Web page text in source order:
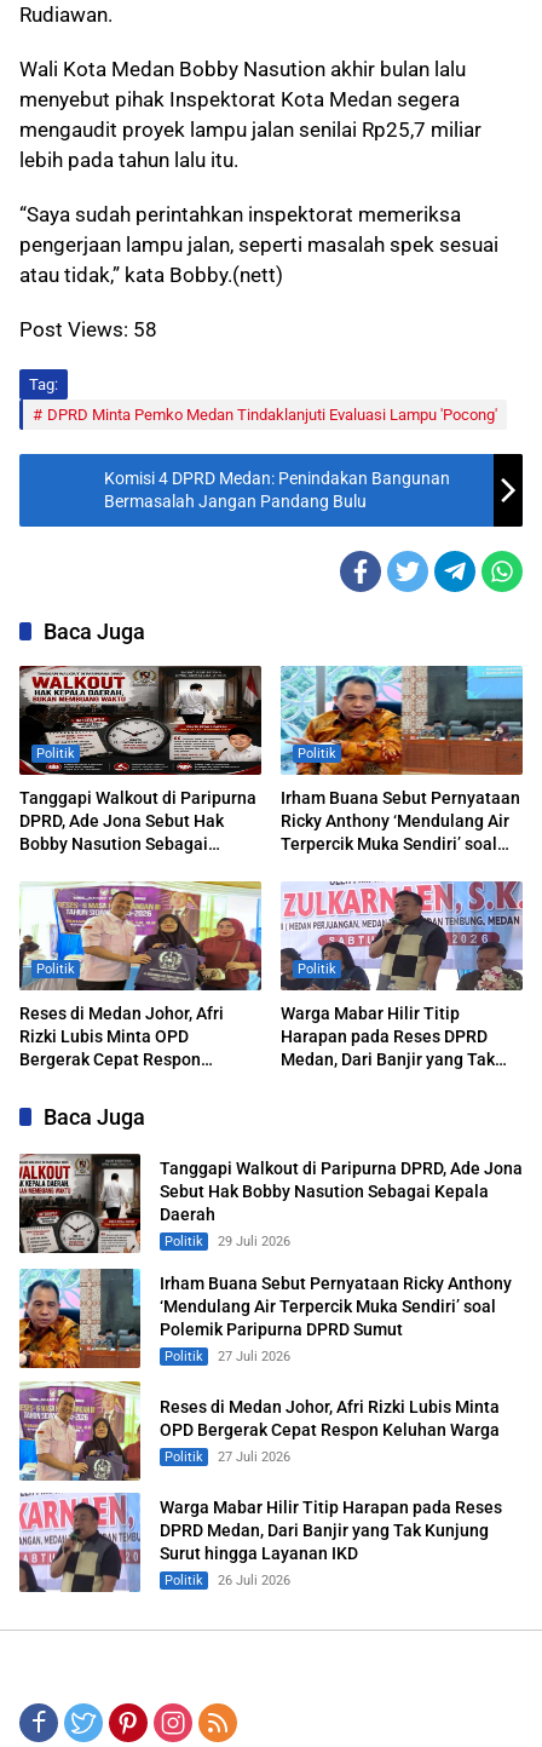
Rudiawan.
Wali Kota Medan Bobby Nasution akhir bulan lalu
menyebut pihak Inspektorat Kota Medan segera
mengaudit proyek lampu jalan senilai Rp25,7 miliar
lebih pada tahun lalu itu.
“Saya sudah perintahkan inspektorat memeriksa
pengerjaan lampu jalan, seperti masalah spek sesuai
atau tidak,” kata Bobby.(nett)
Post Views: 58
Tag:
DPRD Minta Pemko Medan Tindaklanjuti Evaluasi Lampu 'Pocong'
Komisi 4 DPRD Medan: Penindakan Bangunan
Bermasalah Jangan Pandang Bulu
Baca Juga
Politik
Tanggapi Walkout di Paripurna
DPRD, Ade Jona Sebut Hak
Bobby Nasution Sebagai
Politik
Irham Buana Sebut Pernyataan
Ricky Anthony ‘Mendulang Air
Terpercik Muka Sendiri’ soal
Sumut
Politik
Reses di Medan Johor, Afri
Rizki Lubis Minta OPD
Bergerak Cepat Respon
Politik
Warga Mabar Hilir Titip
Harapan pada Reses DPRD
Medan, Dari Banjir yang Tak
Baca Juga
Tanggapi Walkout di Paripurna DPRD, Ade Jona
Sebut Hak Bobby Nasution Sebagai Kepala
Daerah
Politik 29 Juli 2026
Irham Buana Sebut Pernyataan Ricky Anthony
‘Mendulang Air Terpercik Muka Sendiri’ soal
Polemik Paripurna DPRD Sumut
Politik 27 Juli 2026
Reses di Medan Johor, Afri Rizki Lubis Minta
OPD Bergerak Cepat Respon Keluhan Warga
Politik 27 Juli 2026
Warga Mabar Hilir Titip Harapan pada Reses
DPRD Medan, Dari Banjir yang Tak Kunjung
Surut hingga Layanan IKD
Politik 26 Juli 2026